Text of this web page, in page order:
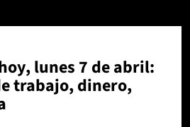
lunes 7 de abril:
trabajo, dinero,